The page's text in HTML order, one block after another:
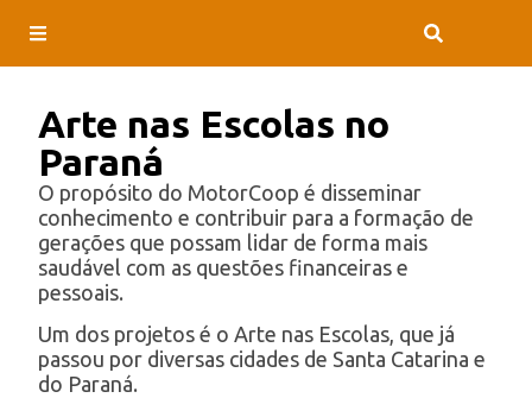
Arte nas Escolas no
Paraná
O propósito do MotorCoop é disseminar
conhecimento e contribuir para a formação de
gerações que possam lidar de forma mais
saudável com as questões financeiras e
pessoais.
Um dos projetos é o Arte nas Escolas, que já
passou por diversas cidades de Santa Catarina e
do Paraná.